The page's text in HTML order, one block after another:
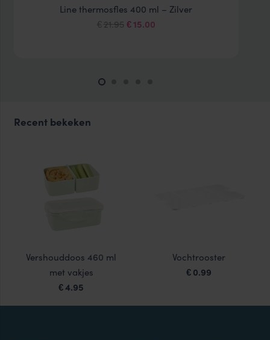
Line thermosfles 400 ml – Zilver
€ 21.95 Oorspronkelijke
€ 15.00Huidige
Recent bekeken
Vershouddoos 460 ml
met vakjes
€4.95
Vochtrooster
€ 0.99